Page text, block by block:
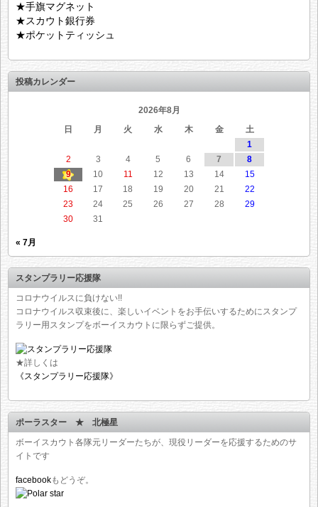
★手旗マグネット
★スカウト銀行券
★ポケットティッシュ
投稿カレンダー
2026年8月
日
月 火 水 木 金
土
1
2
3 4 5 6 7
8
9
10 11 12 13 14
15
16
17 18 19 20 21
22
23
24 25 26 27 28
29
30
31
« 7月
スタンプラリー応援隊
コロナウイルスに負けない!!
コロナウイルス収束後に、楽しいイベントをお手伝いするためにスタンプ
ラリー用スタンプをボーイスカウトに限らずご提供。
★詳しくは
《スタンプラリー応援隊》
ポーラスター ★ 北極星
ボーイスカウト各隊元リーダーたちが、現役リーダーを応援するためのサ
イトです
facebookもどうぞ。